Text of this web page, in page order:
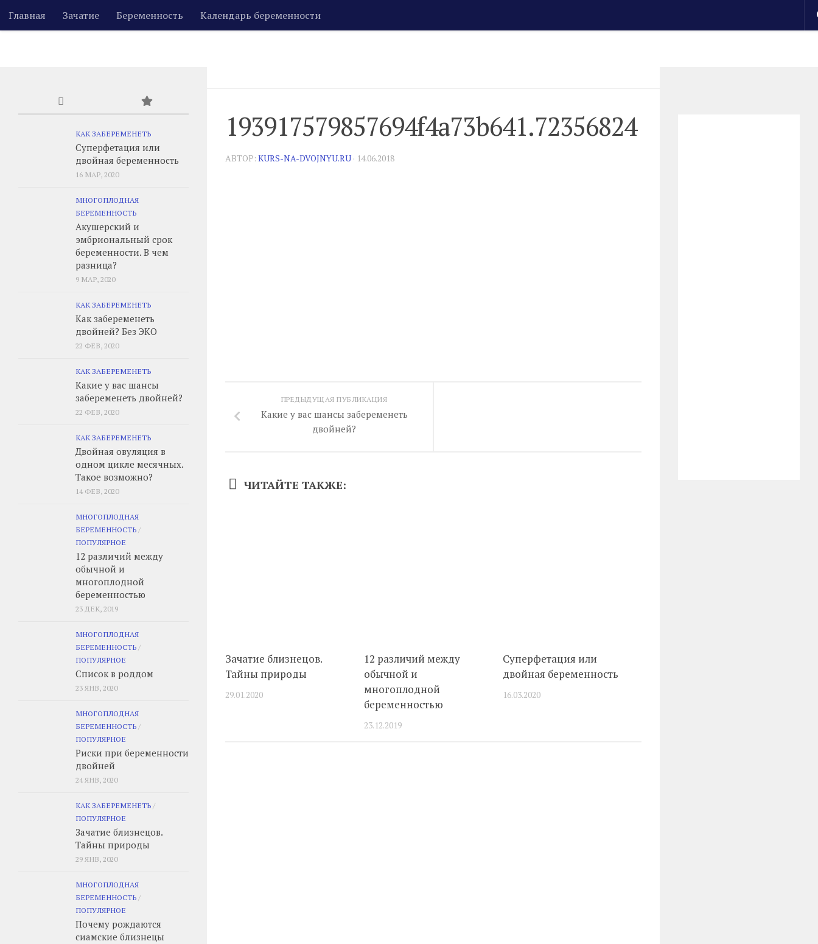
Skip to content
Главная Зачатие Беременность Календарь беременности
193917579857694f4a73b641.72356824
АВТОР: KURS-NA-DVOJNYU.RU · 14.06.2018
ПРЕДЫДУЩАЯ ПУБЛИКАЦИЯ
Какие у вас шансы забеременеть
двойней?
ЧИТАЙТЕ ТАКЖЕ:
Зачатие близнецов.
Тайны природы
29.01.2020
12 различий между
обычной и
многоплодной
беременностью
23.12.2019
Суперфетация или
двойная беременность
16.03.2020
КАК ЗАБЕРЕМЕНЕТЬ
Суперфетация или
двойная беременность
16 МАР, 2020
МНОГОПЛОДНАЯ
БЕРЕМЕННОСТЬ
Акушерский и
эмбриональный срок
беременности. В чем
разница?
9 МАР, 2020
КАК ЗАБЕРЕМЕНЕТЬ
Как забеременеть
двойней? Без ЭКО
22 ФЕВ, 2020
КАК ЗАБЕРЕМЕНЕТЬ
Какие у вас шансы
забеременеть двойней?
22 ФЕВ, 2020
КАК ЗАБЕРЕМЕНЕТЬ
Двойная овуляция в
одном цикле месячных.
Такое возможно?
14 ФЕВ, 2020
МНОГОПЛОДНАЯ
БЕРЕМЕННОСТЬ /
ПОПУЛЯРНОЕ
12 различий между
обычной и
многоплодной
беременностью
23 ДЕК, 2019
МНОГОПЛОДНАЯ
БЕРЕМЕННОСТЬ /
ПОПУЛЯРНОЕ
Список в роддом
23 ЯНВ, 2020
МНОГОПЛОДНАЯ
БЕРЕМЕННОСТЬ /
ПОПУЛЯРНОЕ
Риски при беременности
двойней
24 ЯНВ, 2020
КАК ЗАБЕРЕМЕНЕТЬ /
ПОПУЛЯРНОЕ
Зачатие близнецов.
Тайны природы
29 ЯНВ, 2020
МНОГОПЛОДНАЯ
БЕРЕМЕННОСТЬ /
ПОПУЛЯРНОЕ
Почему рождаются
сиамские близнецы